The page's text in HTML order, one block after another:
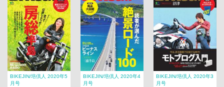
BIKEJIN/培倶人 2020年5
月号
BIKEJIN/培倶人 2020年4
月号
BIKEJIN/培倶人 2020年3
月号